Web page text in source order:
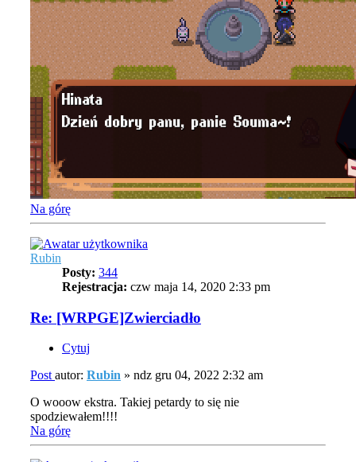
Na górę
Rubin
Posty: 344
Rejestracja: czw maja 14, 2020 2:33 pm
Re: [WRPGE]Zwierciadło
Cytuj
Post autor: Rubin » ndz gru 04, 2022 2:32 am
O wooow ekstra. Takiej petardy to się nie
spodziewałem!!!!
Na górę